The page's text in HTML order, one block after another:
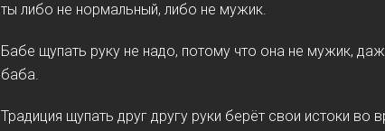
ты либо не нормальный, либо не мужик.
Бабе щупать руку не надо, потому что она не мужик,
баба.
Традиция щупать друг другу руки берёт свои истоки во